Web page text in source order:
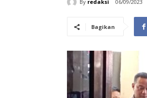
By redaksi 06/09/2023
Bagikan